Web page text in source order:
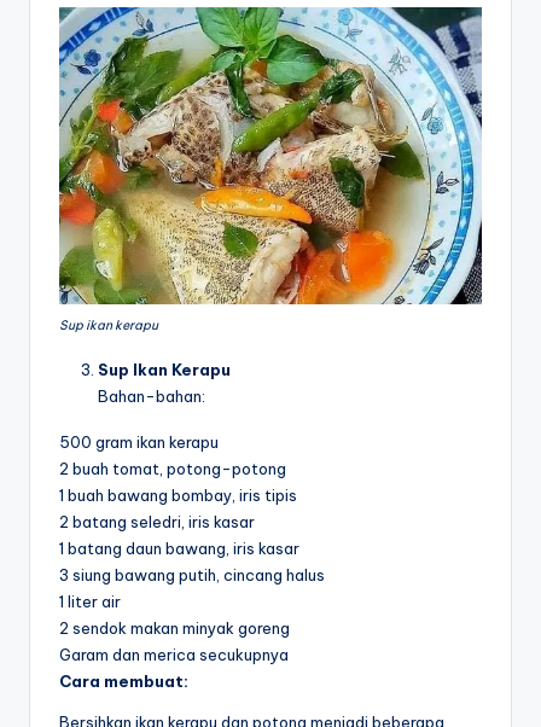
Sup ikan kerapu
Sup Ikan Kerapu
Bahan-bahan:
500 gram ikan kerapu
2 buah tomat, potong-potong
1 buah bawang bombay, iris tipis
2 batang seledri, iris kasar
1 batang daun bawang, iris kasar
3 siung bawang putih, cincang halus
1 liter air
2 sendok makan minyak goreng
Garam dan merica secukupnya
Cara membuat:
Bersihkan ikan kerapu dan potong menjadi beberapa